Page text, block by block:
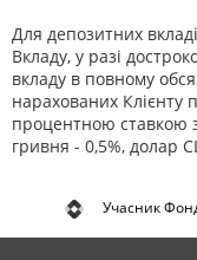
Для депозитних
Вкладу, у разі
вкладу в повному
нарахованих Клієнту
процентною ставкою
гривня - 0,5%, долар
Учасник